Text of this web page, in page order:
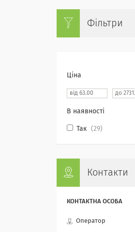
Фільтри
Ціна
В наявності
Так 29
Контакти
Оператор